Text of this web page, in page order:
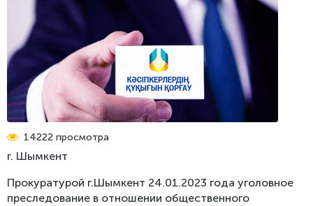
Стратегия бизнес-омбудсмена по защите
предпринимательства
Меморандум о взаимном сотрудничестве Центра
поддержки цифрового правительства и Бизнес-
омбудсмена
Рекомендации Сената
Реестр проблем
Обратная связь
Пресс-релизы
СМИ об омбудсмене
Фотогалерея
Видео
Международные новости
Доклады, выступления
14222 просмотра
г. Шымкент
Прокуратурой г.Шымкент 24.01.2023 года уголовное
преследование в отношении общественного